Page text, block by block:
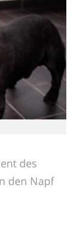
des
den Napf